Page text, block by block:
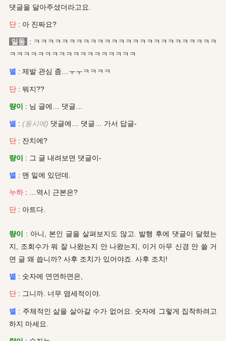
댓글을 달아주셨더라고요.
단: 아 진짜요?
일동 : ㅋㅋㅋㅋㅋㅋㅋㅋㅋㅋㅋㅋㅋㅋㅋㅋㅋㅋㅋㅋㅋㅋㅋㅋㅋㅋ
ㅋㅋㅋㅋㅋㅋㅋㅋㅋㅋㅋㅋㅋㅋㅋㅋㅋㅋ
별 : 제발 관심 좀…ㅜㅜㅋㅋㅋㅋ
단: 뭐지??
량이 : 님 글에… 댓글…
별 : (동시에) 댓글에… 댓글… 가서 답글-
단: 잔치에?
량이 : 그 글 내려보면 댓글이-
별 : 맨 밑에 있던데.
누하 : …역시 근본은?
단: 아트다.
량이
: 아니, 본인 글을 살펴보지도 않고. 발행 후에 댓글이 달렸는
지, 조회수가 뭐 잘 나왔는지 안 나왔는지, 이거 아무 신경 안 쓸 거
면 글 왜 씁니까? 사후 조치가 있어야죠. 사후 조치!
별 : 숫자에 연연하면은,
단: 그니까. 너무 염세적이야.
별 : 주체적인 삶을 살아갈 수가 없어요. 숫자에 그렇게 집착하려고
하지 마세요.